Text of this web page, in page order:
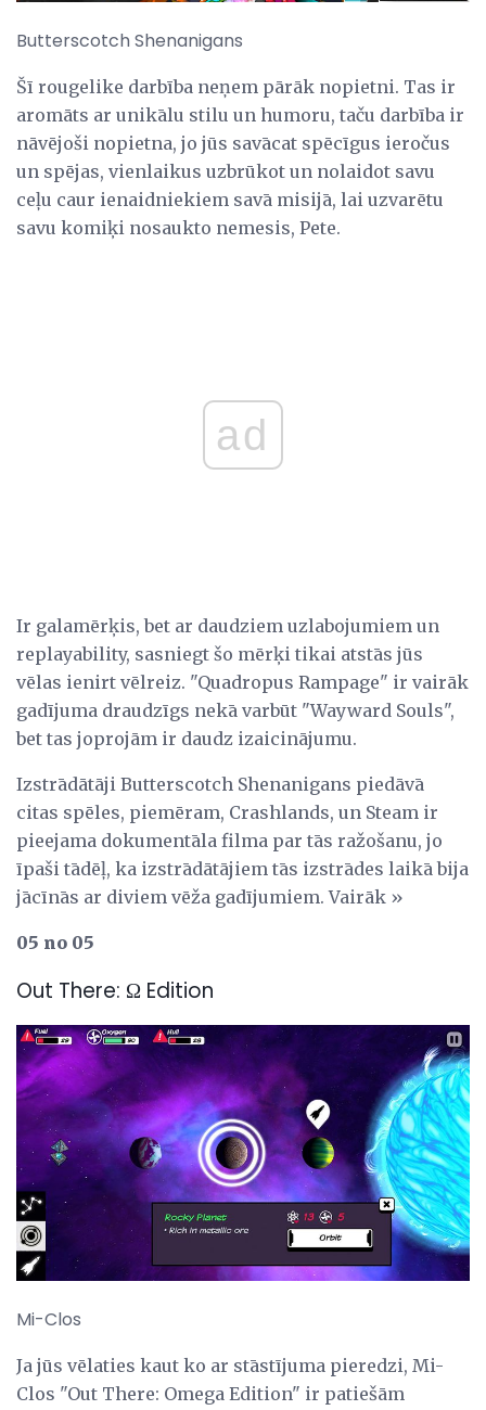
Butterscotch Shenanigans
Šī rougelike darbība neņem pārāk nopietni. Tas ir
aromāts ar unikālu stilu un humoru, taču darbība ir
nāvējoši nopietna, jo jūs savācat spēcīgus ieročus
un spējas, vienlaikus uzbrūkot un nolaidot savu
ceļu caur ienaidniekiem savā misijā, lai uzvarētu
savu komiķi nosaukto nemesis, Pete.
ad
Ir galamērķis, bet ar daudziem uzlabojumiem un
replayability, sasniegt šo mērķi tikai atstās jūs
vēlas ienirt vēlreiz. "Quadropus Rampage" ir vairāk
gadījuma draudzīgs nekā varbūt "Wayward Souls",
bet tas joprojām ir daudz izaicinājumu.
Izstrādātāji Butterscotch Shenanigans piedāvā
citas spēles, piemēram, Crashlands, un Steam ir
pieejama dokumentāla filma par tās ražošanu, jo
īpaši tādēļ, ka izstrādātājiem tās izstrādes laikā bija
jācīnās ar diviem vēža gadījumiem. Vairāk »
05 no 05
Out There: Ω Edition
Mi-Clos
Ja jūs vēlaties kaut ko ar stāstījuma pieredzi, Mi-
Clos "Out There: Omega Edition" ir patiešām